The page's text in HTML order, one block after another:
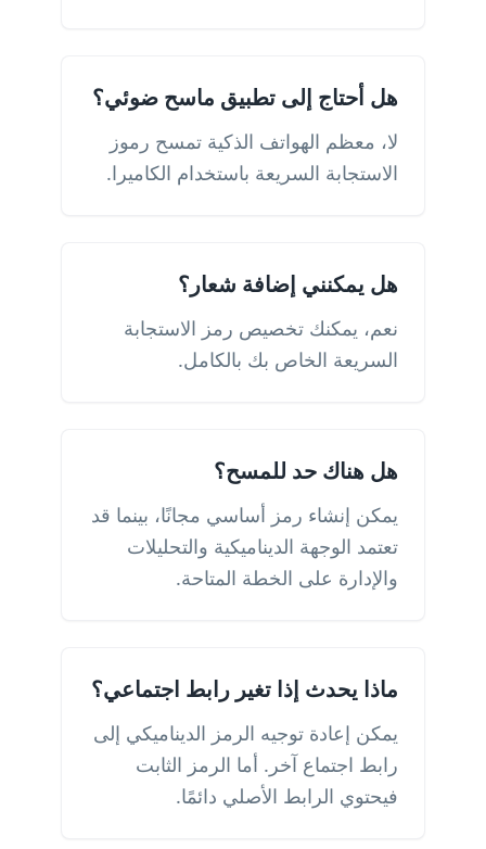
هل أحتاج إلى تطبيق ماسح ضوئي؟
لا، معظم الهواتف الذكية تمسح رموز
الاستجابة السريعة باستخدام الكاميرا.
هل يمكنني إضافة شعار؟
نعم، يمكنك تخصيص رمز الاستجابة
السريعة الخاص بك بالكامل.
هل هناك حد للمسح؟
يمكن إنشاء رمز أساسي مجانًا، بينما قد
تعتمد الوجهة الديناميكية والتحليلات
والإدارة على الخطة المتاحة.
ماذا يحدث إذا تغير رابط اجتماعي؟
يمكن إعادة توجيه الرمز الديناميكي إلى
رابط اجتماع آخر. أما الرمز الثابت
فيحتوي الرابط الأصلي دائمًا.